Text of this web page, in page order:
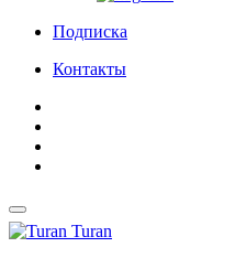
Подписка
Контакты
Turan